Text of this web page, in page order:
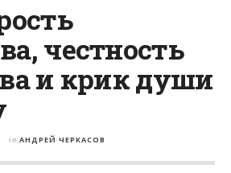
честность
и крик души
in АНДРЕЙ ЧЕРКАСОВ